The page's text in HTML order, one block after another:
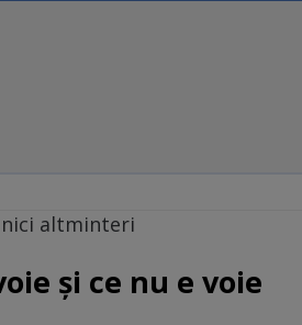
ȘI OPINII
nici altminteri
și ce nu e voie